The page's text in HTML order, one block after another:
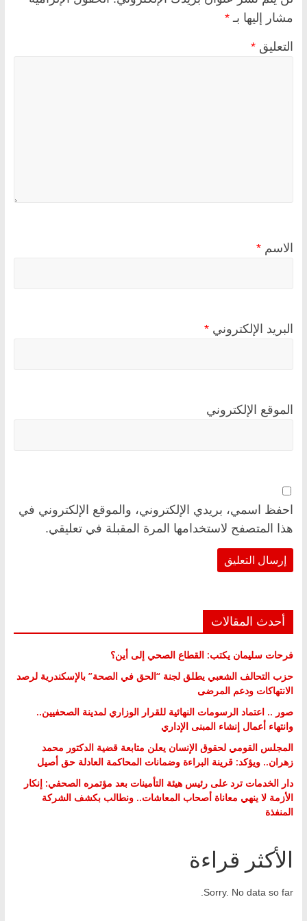
مشار إليها بـ *
التعليق *
الاسم *
البريد الإلكتروني *
الموقع الإلكتروني
احفظ اسمي، بريدي الإلكتروني، والموقع الإلكتروني في
هذا المتصفح لاستخدامها المرة المقبلة في تعليقي.
أحدث المقالات
فرحات سليمان يكتب: القطاع الصحي إلى أين؟
حزب التحالف الشعبي يطلق لجنة “الحق في الصحة” بالإسكندرية لرصد
الانتهاكات ودعم المرضى
صور .. اعتماد الرسومات النهائية للقرار الوزاري لمدينة الصحفيين..
وانتهاء أعمال إنشاء المبنى الإداري
المجلس القومي لحقوق الإنسان يعلن متابعة قضية الدكتور محمد
زهران.. ويؤكد: قرينة البراءة وضمانات المحاكمة العادلة حق أصيل
دار الخدمات ترد على رئيس هيئة التأمينات بعد مؤتمره الصحفي: إنكار
الأزمة لا ينهي معاناة أصحاب المعاشات.. ونطالب بكشف الشركة
المنفذة
الأكثر قراءة
Sorry. No data so far.